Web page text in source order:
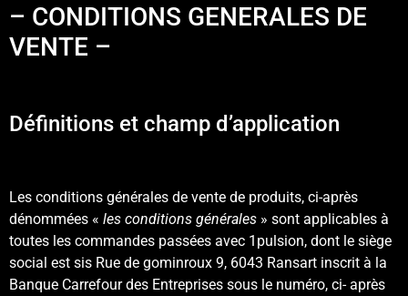
– CONDITIONS GENERALES DE
VENTE –
Définitions et champ d’application
Les conditions générales de vente de produits, ci-après
dénommées « les conditions générales » sont applicables à
toutes les commandes passées avec 1pulsion, dont le siège
social est sis Rue de gominroux 9, 6043 Ransart inscrit à la
Banque Carrefour des Entreprises sous le numéro, ci- après